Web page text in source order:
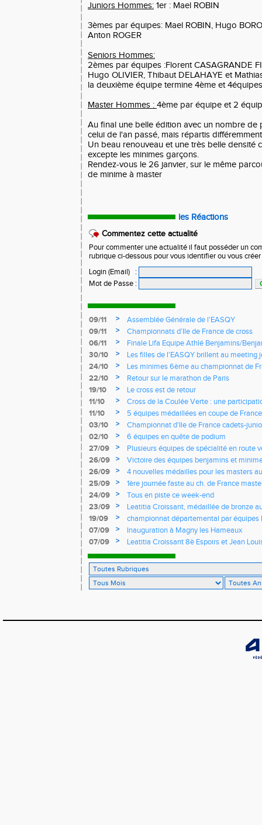
Juniors Hommes: 1er : Mael ROBIN
3èmes par équipes: Mael ROBIN, Hugo
Anton ROGER
Seniors Hommes:
2èmes par équipes :Florent CASAGRANDE
Hugo OLIVIER, Thibaut DELAHAYE et
la deuxième équipe termine 4ème et
Master Hommes : 4ème par équipe et 2
Au final une belle édition avec un nombre de
celui de l'an passé, mais répartis
Un beau renouveau et une très belle densité
excepte les minimes garçons.
Rendez-vous le 26 janvier, sur le même
de minime à master
les Réactions
Commentez cette actualité
Pour commenter une actualité il faut posséder un
rubrique ci-dessous pour vous identifier ou vous
Login (Email)
:
Mot de Passe :
09/11 >
Assemblée Générale de l'EASQY
09/11
>
Championnats d’Ile de France de cross
06/11
>
Finale Lifa Equipe Athlé Benjamins/
30/10
>
Les filles de l'EASQY brillent au meeting
records du club battus
24/10 >
Les minimes 6ème au championnat de
22/10
>
Retour sur le marathon de Paris
19/10
>
Le cross est de retour
11/10
>
Cross de la Coulée Verte : une
Rendez-vous !
11/10 >
5 équipes médaillées en coupe de France
03/10
>
Championnat d'Ile de France cadets-
l'EASQY victorieuses
02/10 >
6 équipes en quête de podium
27/09
>
Plusieurs équipes de spécialité en route
France
26/09 >
Victoire des équipes benjamins et
Yvelines
26/09 >
4 nouvelles médailles pour les masters
25/09
>
1ère journée faste au ch. de France
d'argent
24/09 >
Tous en piste ce week-end
23/09
>
Leatitia Croissant, médaillée de bronze
de course de montagne
19/09 >
championnat départemental par
07/09
>
Inauguration à Magny les Hameaux
07/09
>
Leatitia Croissant 8è Espoirs et Jean